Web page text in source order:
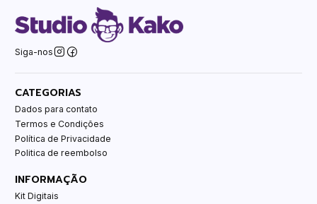
Siga-nos
CATEGORIAS
Dados para contato
Termos e Condições
Política de Privacidade
Politica de reembolso
INFORMAÇÃO
Kit Digitais